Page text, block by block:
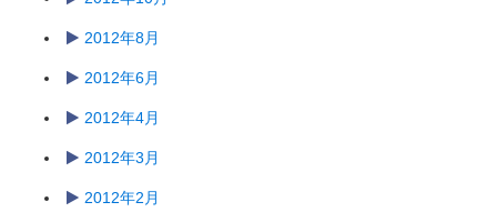
2012年8月
2012年6月
2012年4月
2012年3月
2012年2月